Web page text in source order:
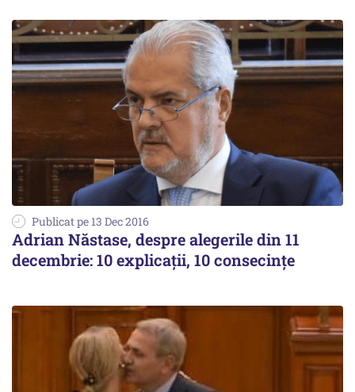
Publicat pe 13 Dec 2016
Adrian Năstase, despre alegerile din 11
decembrie: 10 explicaţii, 10 consecinţe